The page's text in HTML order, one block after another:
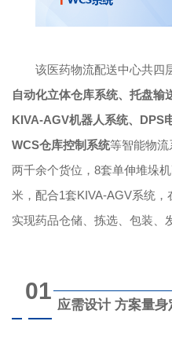
该医药物流配送中心共四
自动化立体仓库系统、托盘输
KIVA-AGV机器人系统、DPS
WCS仓库控制系统等智能物
两千余个货位，8套单伸堆垛
米，配合1套KIVA-AGV系统，
实现药品仓储、拣选、包装、
01
应需设计 方案量身